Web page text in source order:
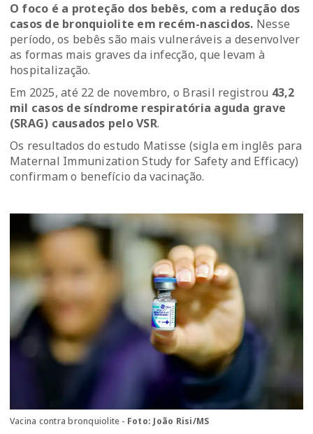
O foco é a proteção dos bebês, com a redução dos
casos de bronquiolite em recém-nascidos. Nesse
período, os bebês são mais vulneráveis a desenvolver
as formas mais graves da infecção, que levam à
hospitalização.
Em 2025, até 22 de novembro, o Brasil registrou 43,2
mil casos de síndrome respiratória aguda grave
(SRAG) causados pelo VSR.
Os resultados do estudo Matisse (sigla em inglês para
Maternal Immunization Study for Safety and Efficacy)
confirmam o benefício da vacinação.
Vacina contra bronquiolite - Foto: João Risi/MS